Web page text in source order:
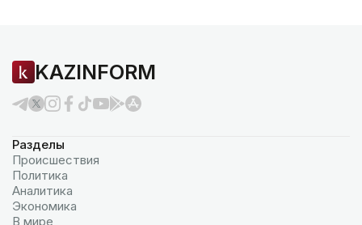
KAZINFORM
Разделы
Происшествия
Политика
Аналитика
Экономика
В мире